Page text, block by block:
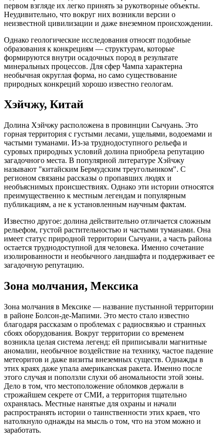
первом взгляде их легко принять за рукотворные объекты.
Неудивительно, что вокруг них возникли версии о
неизвестной цивилизации и даже внеземном происхождении.
Однако геологические исследования относят подобные
образования к конкрециям — структурам, которые
формируются внутри осадочных пород в результате
минеральных процессов. Для сфер Чампа характерна
необычная округлая форма, но само существование
природных конкреций хорошо известно геологам.
Хэйчжу, Китай
Долина Хэйчжу расположена в провинции Сычуань. Это
горная территория с густыми лесами, ущельями, водоемами и
частыми туманами. Из-за труднодоступного рельефа и
суровых природных условий долина приобрела репутацию
загадочного места. В популярной литературе Хэйчжу
называют "китайским Бермудским треугольником". С
регионом связаны рассказы о пропавших людях и
необъяснимых происшествиях. Однако эти истории относятся
преимущественно к местным легендам и популярным
публикациям, а не к установленным научным фактам.
Известно другое: долина действительно отличается сложным
рельефом, густой растительностью и частыми туманами. Она
имеет статус природной территории Сычуани, а часть района
остается труднодоступной для человека. Именно сочетание
изолированности и необычного ландшафта и поддерживает ее
загадочную репутацию.
Зона молчания, Мексика
Зона молчания в Мексике — название пустынной территории
в районе Болсон-де-Мапими. Это место стало известно
благодаря рассказам о проблемах с радиосвязью и странных
сбоях оборудования. Вокруг территории со временем
возникла целая система легенд: ей приписывали магнитные
аномалии, необычное воздействие на технику, частое падение
метеоритов и даже визиты внеземных существ. Однажды в
этих краях даже упала американская ракета. Именно после
этого случая и поползли слухи об аномальности этой зоны.
Дело в том, что местоположение обломков держали в
строжайшем секрете от СМИ, а территория тщательно
охранялась. Местные нанятые для охраны и начали
распространять истории о таинственности этих краев, что
натолкнуло однажды на мысль о том, что на этом можно и
заработать.